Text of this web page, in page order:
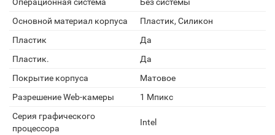
Основной материал корпуса
Пластик, Силикон
Пластик
Да
Пластик.
Да
Покрытие корпуса
Матовое
Разрешение Web-камеры
1 Мпикс
Серия графического
процессора
Intel